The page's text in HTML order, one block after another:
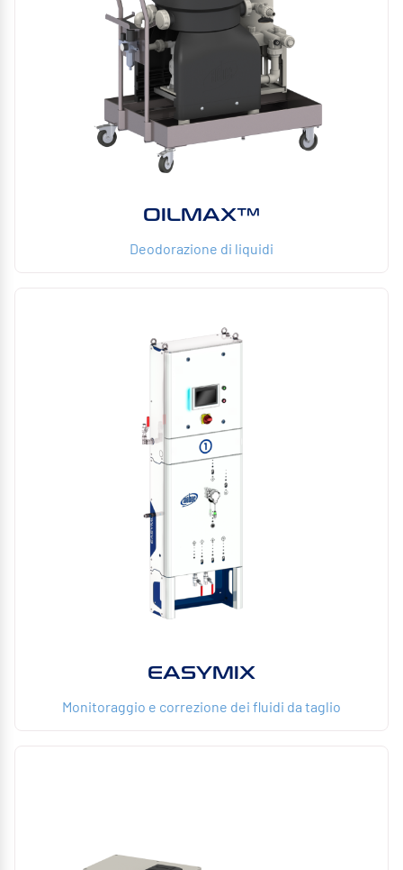
OILMAX™
Deodorazione di liquidi
EASYMIX
Monitoraggio e correzione dei fluidi da taglio